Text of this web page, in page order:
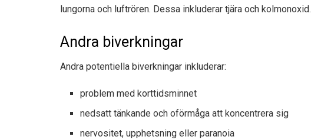
lungorna och luftrören. Dessa inkluderar tjära och kolmonoxid.
Andra biverkningar
Andra potentiella biverkningar inkluderar:
problem med korttidsminnet
nedsatt tänkande och oförmåga att koncentrera sig
nervositet, upphetsning eller paranoia